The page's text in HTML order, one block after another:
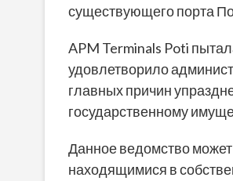
существующего порта
APM Terminals Poti
удовлетворило
главных причин
государственному
Данное ведомство
находящимися в